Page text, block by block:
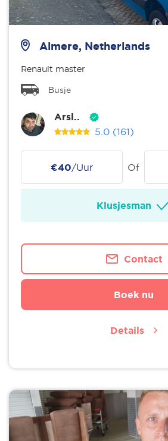
Almere, Netherlands
Renault master
Busje
Arsl..
5.0 (161)
€40/Uur Of
Klusjesman
Contact
Boek nu
Details